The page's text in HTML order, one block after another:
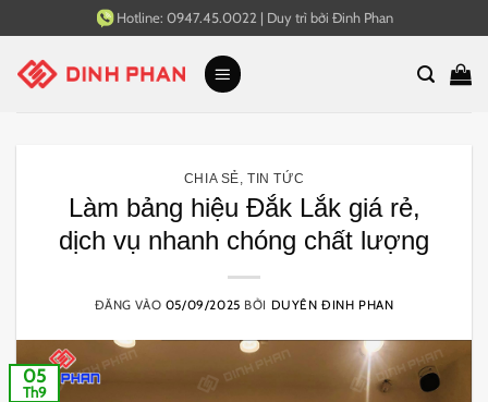
qua
nội
Hotline: 0947.45.0022 | Duy trì bởi Đinh Phan
CHIA SẺ ,TIN TỨC
Làm bảng hiệu Đắk Lắk giá rẻ,
dịch vụ nhanh chóng chất lượng
ĐĂNG VÀO 05/09/2025 BỞI DUYÊN ĐINH PHAN
05
Th9